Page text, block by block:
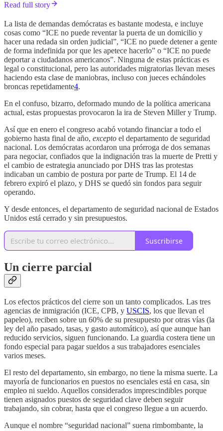
Read full story
La lista de demandas demócratas es bastante modesta, e incluye
cosas como “ICE no puede reventar la puerta de un domicilio y
hacer una redada sin orden judicial”, “ICE no puede detener a gente
de forma indefinida por que les apetece hacerlo” o “ICE no puede
deportar a ciudadanos americanos”. Ninguna de estas prácticas es
legal o constitucional, pero las autoridades migratorias llevan meses
haciendo esta clase de maniobras, incluso con jueces echándoles
broncas repetidamente4.
En el confuso, bizarro, deformado mundo de la política americana
actual, estas propuestas provocaron la ira de Steven Miller y Trump.
Así que en enero el congreso acabó votando financiar a todo el
gobierno hasta final de año, excepto el departamento de seguridad
nacional. Los demócratas acordaron una prórroga de dos semanas
para negociar, confiados que la indignación tras la muerte de Pretti y
el cambio de estrategia anunciado por DHS tras las protestas
indicaban un cambio de postura por parte de Trump. El 14 de
febrero expiró el plazo, y DHS se quedó sin fondos para seguir
operando.
Y desde entonces, el departamento de seguridad nacional de Estados
Unidos está cerrado y sin presupuestos.
Suscribirse
Un cierre parcial
Los efectos prácticos del cierre son un tanto complicados. Las tres
agencias de inmigración (ICE, CPB, y USCIS, los que llevan el
papeleo), reciben sobre un 60% de su presupuesto por otras vías (la
ley del año pasado, tasas, y gasto automático), así que aunque han
reducido servicios, siguen funcionando. La guardia costera tiene un
fondo especial para pagar sueldos a sus trabajadores esenciales
varios meses.
El resto del departamento, sin embargo, no tiene la misma suerte. La
mayoría de funcionarios en puestos no esenciales está en casa, sin
empleo ni sueldo. Aquellos considerados imprescindibles porque
tienen asignados puestos de seguridad clave deben seguir
trabajando, sin cobrar, hasta que el congreso llegue a un acuerdo.
Aunque el nombre “seguridad nacional” suena rimbombante, la